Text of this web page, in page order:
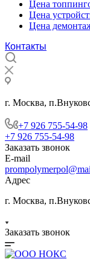
Цена
Цена
Цена
Контакты
г. Москва,
+7 926 755-54-98
+7 926 755-54-98
Заказать звонок
E-mail
Адрес
г. Москва,
Заказать звонок